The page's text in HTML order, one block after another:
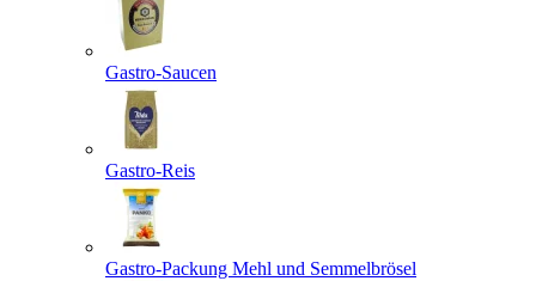
Gastro-Saucen
Gastro-Reis
Gastro-Packung Mehl und Semmelbrösel